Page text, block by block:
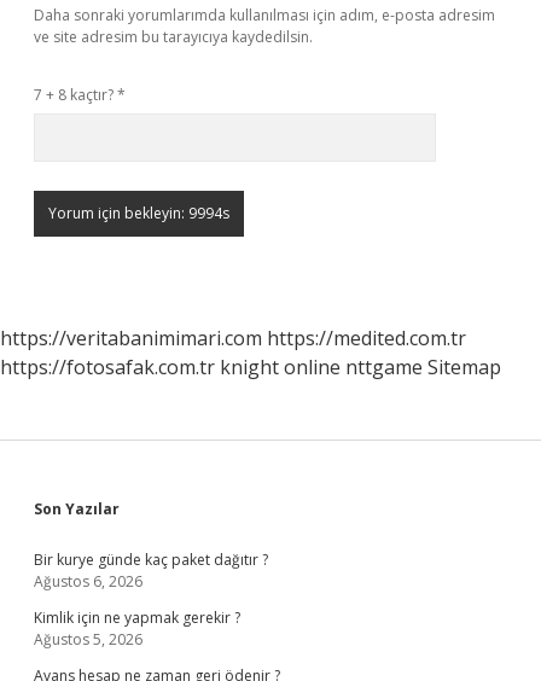
Daha sonraki yorumlarımda kullanılması için adım, e-posta adresim
ve site adresim bu tarayıcıya kaydedilsin.
7 + 8 kaçtır?*
https://veritabanimimari.com https://medited.com.tr
https://fotosafak.com.tr knight online nttgame Sitemap
Sidebar
Son Yazılar
Bir kurye günde kaç paket dağıtır ?
Ağustos 6, 2026
Kimlik için ne yapmak gerekir ?
Ağustos 5, 2026
Avans hesap ne zaman geri ödenir ?